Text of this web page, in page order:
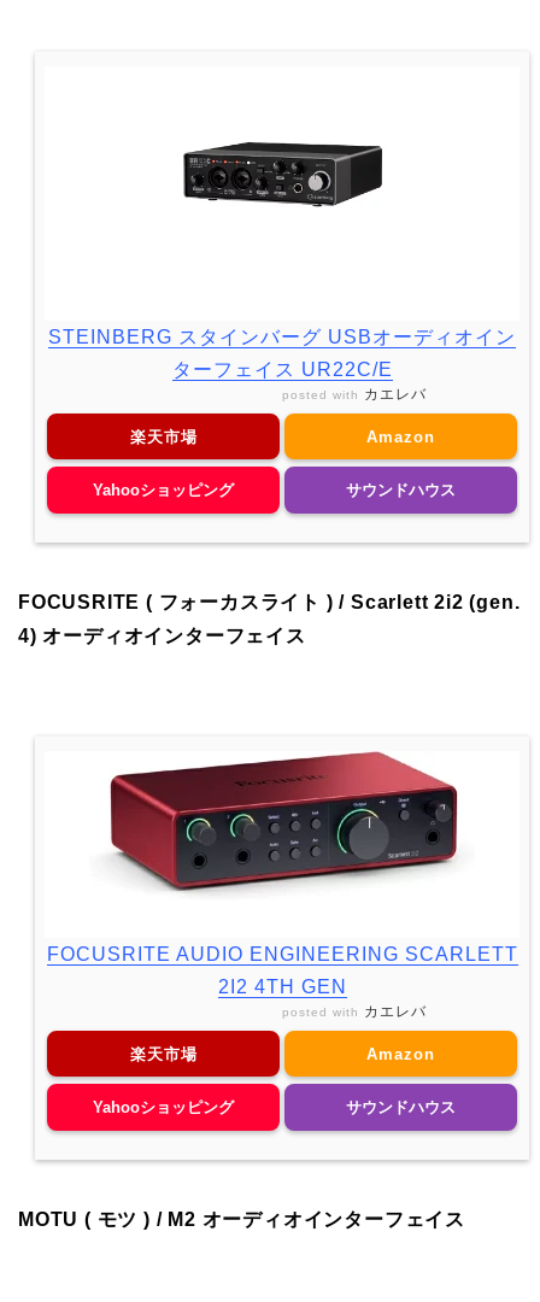
STEINBERG スタインバーグ USBオーディオイン
ターフェイス UR22C/E
posted with カエレバ
楽天市場 Amazon
Yahooショッピング サウンドハウス
FOCUSRITE ( フォーカスライト ) / Scarlett 2i2 (gen.
4) オーディオインターフェイス
FOCUSRITE AUDIO ENGINEERING SCARLETT
2I2 4TH GEN
posted with カエレバ
楽天市場 Amazon
Yahooショッピング サウンドハウス
MOTU ( モツ ) / M2 オーディオインターフェイス